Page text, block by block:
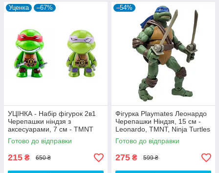
Уценка –67%
УЦІНКА - Набір фігурок 2в1
Черепашки ніндзя з
аксесуарами, 7 см - TMNT
Готово до відправки
215 ₴ 650 ₴
–54%
Фігурка Playmates Леонардо
Черепашки Ніндзя, 15 см -
Leonardo, TMNT, Ninja Turtles
Готово до відправки
275 ₴ 599 ₴